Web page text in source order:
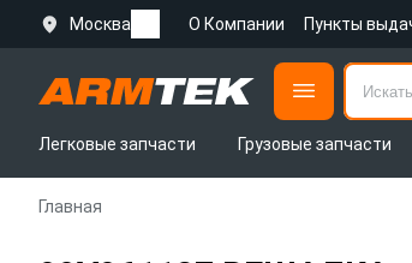
Москва О Компании Пункты
Легковые запчасти
Грузовые запчасти
Главная